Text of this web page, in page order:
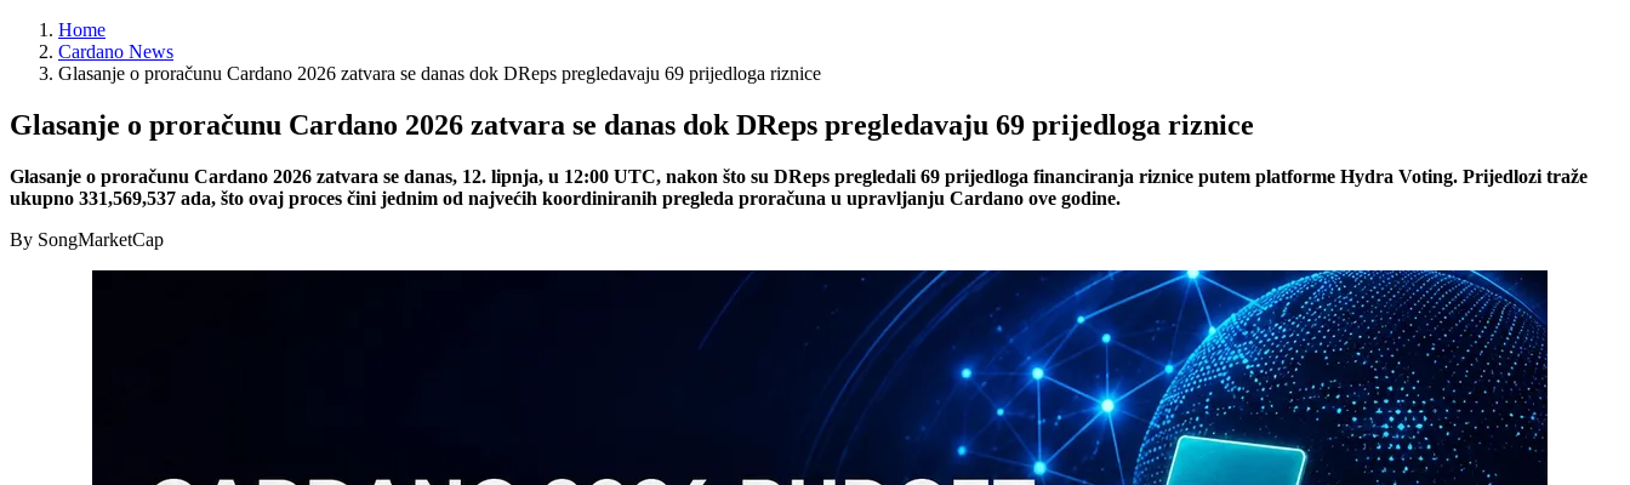
Home
Cardano News
Glasanje o proračunu Cardano 2026 zatvara se danas dok DReps pregledavaju 69 prijedloga riznice
Glasanje o proračunu Cardano 2026 zatvara se danas dok DReps pregledavaju 69 prijedloga riznice
Glasanje o proračunu Cardano 2026 zatvara se danas, 12. lipnja, u 12:00 UTC, nakon što su DReps pregledali 69 prijedloga financiranja riznice putem platforme Hydra Voting. Prijedlozi traže
ukupno 331,569,537 ada, što ovaj proces čini jednim od najvećih koordiniranih pregleda proračuna u upravljanju Cardano ove godine.
By SongMarketCap